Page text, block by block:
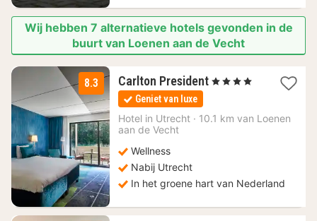
Wij hebben 7 alternatieve hotels gevonden in de
buurt van Loenen aan de Vecht
8.3 Carlton President 1
132
, 4 Sterren
Geniet van luxe
Hotel in Utrecht · 10.1 km van Loenen
aan de Vecht
Wellness
Nabij Utrecht
In het groene hart van Nederland